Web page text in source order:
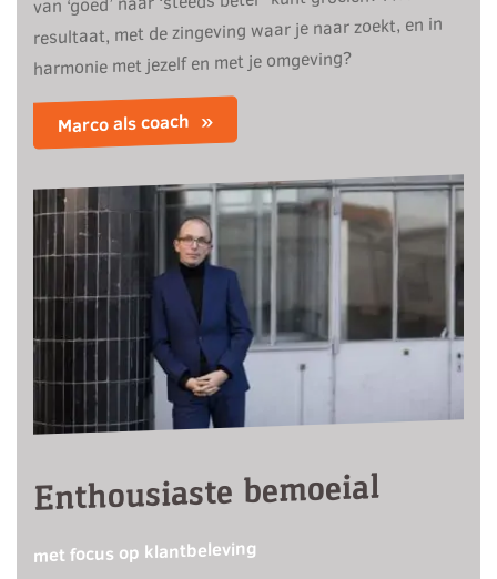
resultaat, met de zingeving waar je naar zoekt, en in
harmonie met jezelf en met je omgeving?
Marco als coach
Enthousiaste bemoeial
met focus op klantbeleving